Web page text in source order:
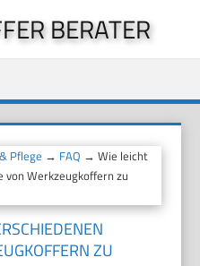
BERATER
Pflege → FAQ → Wie leicht
von Werkzeugkoffern zu
ZU